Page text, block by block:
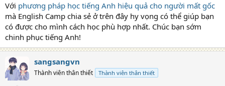
Với phương pháp học tiếng Anh hiệu quả cho người mất gốc
mà English Camp chia sẻ ở trên đây hy vọng có thể giúp bạn
có được cho mình cách học phù hợp nhất. Chúc bạn sớm
chinh phục tiếng Anh!
sangsangvn
Thành viên thân thiết Thành viên thân thiết